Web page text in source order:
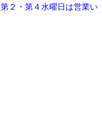
第２・第４水曜日は営業い